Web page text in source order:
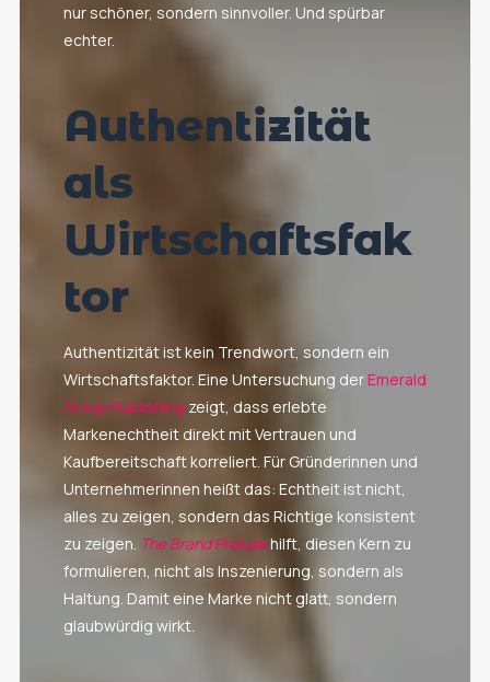
nur schöner, sondern sinnvoller. Und spürbar
echter.
Authentizität
als
Wirtschaftsfak
tor
Authentizität ist kein Trendwort, sondern ein
Wirtschaftsfaktor. Eine Untersuchung der Emerald
Group Publishing zeigt, dass erlebte
Markenechtheit direkt mit Vertrauen und
Kaufbereitschaft korreliert. Für Gründerinnen und
Unternehmerinnen heißt das: Echtheit ist nicht,
alles zu zeigen, sondern das Richtige konsistent
zu zeigen. The Brand Preludehilft, diesen Kern zu
formulieren, nicht als Inszenierung, sondern als
Haltung. Damit eine Marke nicht glatt, sondern
glaubwürdig wirkt.